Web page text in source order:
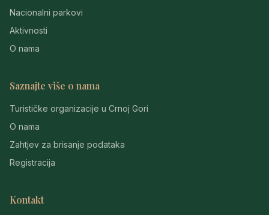
Nacionalni parkovi
Aktivnosti
O nama
Saznajte više o nama
Turističke organizacije u Crnoj Gori
O nama
Zahtjev za brisanje podataka
Registracija
Kontakt